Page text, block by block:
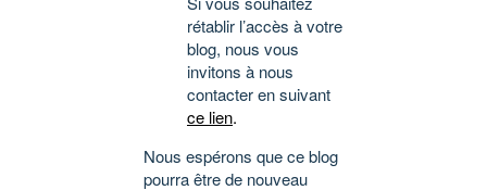
rétablir l’accès à votre
blog, nous vous
invitons à nous
contacter en suivant
ce lien.
Nous espérons que ce blog
pourra être de nouveau